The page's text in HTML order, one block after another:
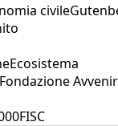
civile
Ecosistema
Fondazione
FISC